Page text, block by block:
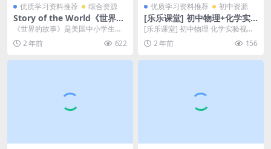
优质学习资料推荐 综合资源
Story of the World《世界的
故事》PDF+练习册+电子书+
网盘下载
《世界的故事》是美国中小学生喜
爱的历史读物，销量突破千万册。
这套书以精美的文字、...
2 年前 622
优质学习资料推荐 初中资源
[乐乐课堂] 初中物理+化学实
验视频课程学习资源 (初一到
[乐乐课堂] 初中物理 化学实验视频
(初一到初三学生适用) [乐乐课堂]
提供丰...
2 年前 156